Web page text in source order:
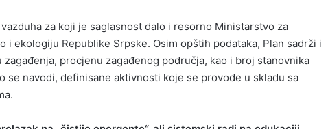
za koji je saglasnost dalo i resorno Ministarstvo za
i ekologiju Republike Srpske. Osim opštih podataka, Plan sadrži i
procjenu zagađenog područja, kao i broj stanovnika
se navodi, definisane aktivnosti koje se provode u skladu sa